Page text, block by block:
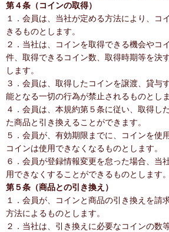
第４条（コインの取得）
１．会員は、当社が定める方法により、コ
きるものとします。
２．当社は、コインを取得できる機会やコ
件、取得できるコイン数、取得時期等を決
します。
３．会員は、取得したコインを譲渡、貸与
能となる一切の行為が禁止されるものとしま
４．会員は、本規約第５条に従い、取得し
た商品と引き換えることができます。
５．会員が、有効期限までに、コインを使
コインは使用できなくなるものとします。
６．会員が登録情報変更を怠った場合、当
用できなくすることができるものとします。
第５条（商品との引き換え）
１．会員が、コインと商品の引き換えを請
方法によるものとします。
２．当社は、引き換えに必要なコインの数